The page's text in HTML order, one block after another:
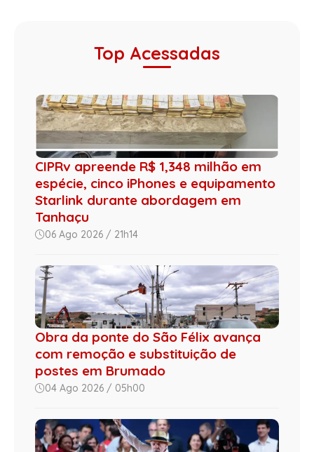
Top Acessadas
CIPRv apreende R$ 1,348 milhão em
espécie, cinco iPhones e equipamento
Starlink durante abordagem em
Tanhaçu
06 Ago 2026 / 21h14
Obra da ponte do São Félix avança
com remoção e substituição de
postes em Brumado
04 Ago 2026 / 05h00